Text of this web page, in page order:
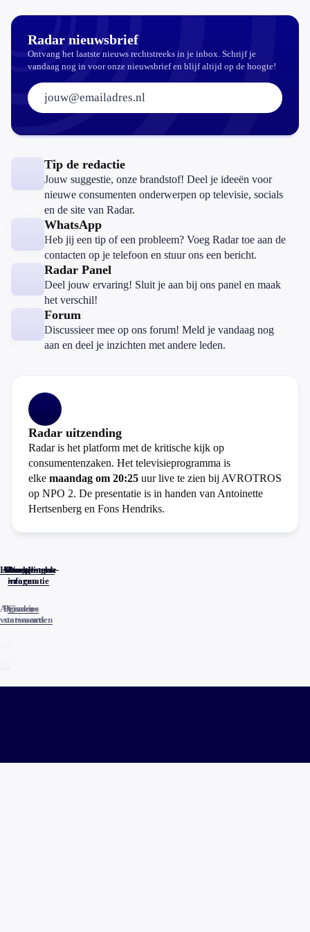
Radar nieuwsbrief
Ontvang het laatste nieuws rechtstreeks in je inbox. Schrijf je
vandaag nog in voor onze nieuwsbrief en blijf altijd op de hoogte!
E-mailadres:
Tip de redactie
Jouw suggestie, onze brandstof! Deel je ideeën voor
nieuwe consumenten onderwerpen op televisie, socials
en de site van Radar.
WhatsApp
Heb jij een tip of een probleem? Voeg Radar toe aan de
contacten op je telefoon en stuur ons een bericht.
Radar Panel
Deel jouw ervaring! Sluit je aan bij ons panel en maak
het verschil!
Forum
Discussieer mee op ons forum! Meld je vandaag nog
aan en deel je inzichten met andere leden.
Radar uitzending
Radar is het platform met de kritische kijk op
consumentenzaken. Het televisieprogramma is
elke maandag om 20:25 uur live te zien bij AVROTROS
op NPO 2. De presentatie is in handen van Antoinette
Hertsenberg en Fons Hendriks.
Home
Actueel
Uitzendingen
Reacties
Programma-
informatie
Veelgestelde
vragen
Algemene
voorwaarden
Privacy
statements
Cookies